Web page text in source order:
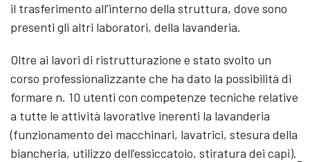
il trasferimento all’interno della struttura, dove sono
presenti gli altri laboratori, della lavanderia.
Oltre ai lavori di ristrutturazione e stato svolto un
corso professionalizzante che ha dato la possibilità di
formare n. 10 utenti con competenze tecniche relative
a tutte le attività lavorative inerenti la lavanderia
(funzionamento dei macchinari, lavatrici, stesura della
biancheria, utilizzo dell’essiccatoio, stiratura dei capi).